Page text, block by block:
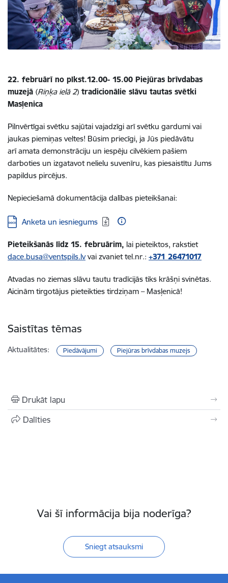
22. februārī no plkst.12.00- 15.00 Piejūras brīvdabas
muzejā (Riņķa ielā 2) tradicionālie slāvu tautas svētki
Masļenica
Pilnvērtīgai svētku sajūtai vajadzīgi arī svētku gardumi vai
jaukas piemiņas veltes! Būsim priecīgi, ja Jūs piedāvātu
arī amata demonstrāciju un iespēju cilvēkiem pašiem
darboties un izgatavot nelielu suvenīru, kas piesaistītu Jums
papildus pircējus.
Nepieciešamā dokumentācija dalības pieteikšanai:
Lejupielādēt:
Anketa un iesniegums
Pieteikšanās līdz 15. februārim, lai pieteiktos, rakstiet
dace.busa@ventspils.lvvai zvaniet tel.nr.: +371 26471017
Atvadas no ziemas slāvu tautu tradīcijās tiks krāšņi svinētas.
Aicinām tirgotājus pieteikties tirdziņam – Masļenicā!
Saistītas tēmas
Aktualitātes: Piedāvājumi Piejūras brīvdabas muzejs
Drukāt lapu
Dalīties
Vai šī informācija bija noderīga?
Sniegt atsauksmi